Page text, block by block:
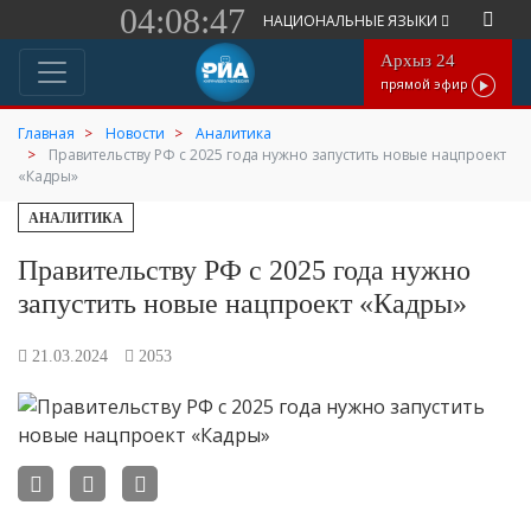
04:08:47 НАЦИОНАЛЬНЫЕ ЯЗЫКИ
Архыз 24
прямой эфир
Главная Новости
Аналитика
Правительству РФ с 2025 года нужно запустить новые нацпроект
«Кадры»
АНАЛИТИКА
Правительству РФ с 2025 года нужно
запустить новые нацпроект «Кадры»
21.03.2024 2053